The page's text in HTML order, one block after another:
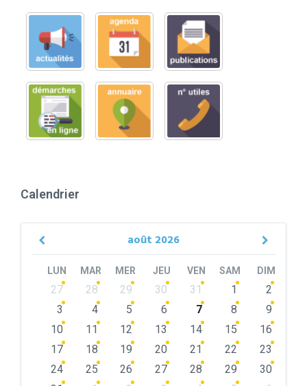
Calendrier
août 2026
Previous
LUN MAR MER JEU VEN SAM DIM
Skip
calendar
27 28 29 30 31 1
2
3
4 5 6 7 8
9
10
11 12 13 14 15
16
17
18 19 20 21 22
23
24
25 26 27 28 29
30